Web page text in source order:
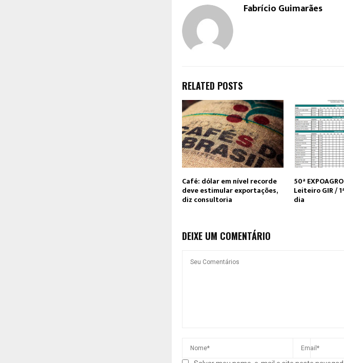
Fabrício Guimarães
RELATED POSTS
Café: dólar em nível recorde
deve estimular exportações,
diz consultoria
50ª
Leiteiro GIR /
dia
DEIXE UM COMENTÁRIO